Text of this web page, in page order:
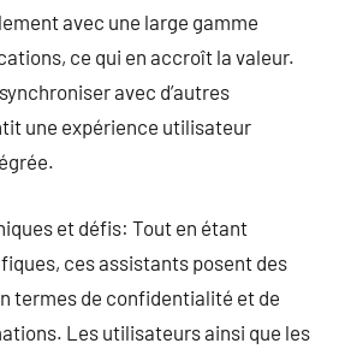
avec une large gamme
ce qui en accroît la valeur.
avec d’autres
une expérience utilisateur
et défis: Tout en étant
ces assistants posent des
termes de confidentialité et de
Les utilisateurs ainsi que les